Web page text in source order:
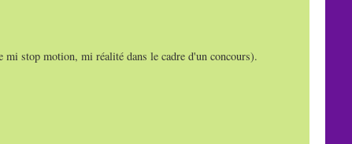
stop motion, mi réalité dans le cadre d'un concours).